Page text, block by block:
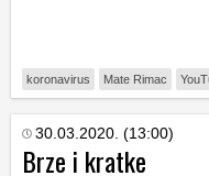
koronavirus Mate Rimac
30.03.2020. (13:00)
Brze i kratke